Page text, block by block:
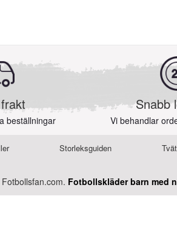
beställningar
Snabb
Vi behandlar
Storleksguiden
Fotbollskläder barn med